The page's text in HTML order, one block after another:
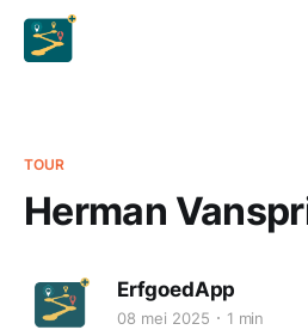
TOUR
Herman
ErfgoedApp
08 mei 2025 1 min